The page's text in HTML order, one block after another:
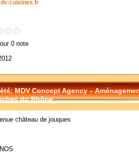
cuisines.fr
0 note
MDV Concept Agency –
du Rhône
château de jouques